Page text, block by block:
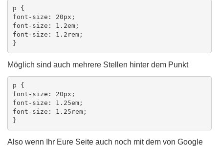
p {
font-size: 20px;
font-size: 1.2em;
font-size: 1.2rem;
Möglich sind auch mehrere Stellen hinter dem Punkt
p {
font-size: 20px;
font-size: 1.25em;
font-size: 1.25rem;
Also wenn Ihr Eure Seite auch noch mit dem von Google